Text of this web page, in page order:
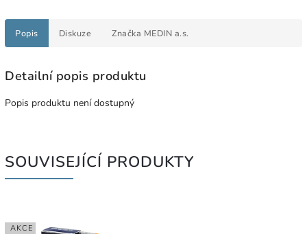
Popis Diskuze Značka MEDIN a.s.
Detailní popis produktu
Popis produktu není dostupný
SOUVISEJÍCÍ PRODUKTY
AKCE